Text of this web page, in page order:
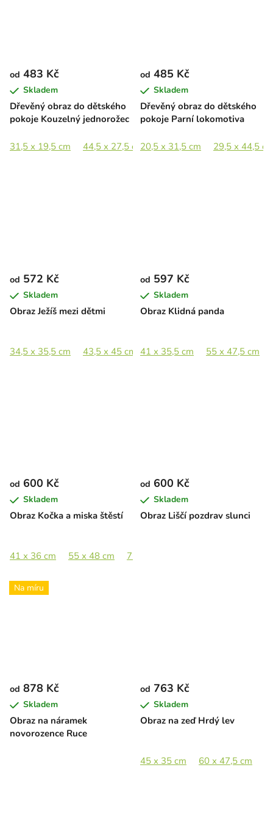
Dřevěný obraz do dětského
pokoje Kouzelný jednorožec
od 483 Kč
Skladem
31,5 x 19,5 cm 44,5 x 27,5 cm 65 x 40,5 cm 89 x 55,5
Dřevěný obraz do dětského
pokoje Parní lokomotiva
od 485 Kč
Skladem
20,5 x 31,5 cm 29,5 x 44,5
Obraz Ježíš mezi dětmi
od 572 Kč
Skladem
34,5 x 35,5 cm 43,5 x 45 cm 63 x 65 cm 87 x 89 cm
Obraz Klidná panda
od 597 Kč
Skladem
41 x 35,5 cm 55 x 47,5 cm
Obraz Kočka a miska štěstí
od 600 Kč
Skladem
41 x 36 cm 55 x 48 cm 75 x 66 cm
Obraz Liščí pozdrav slunci
od 600 Kč
Skladem
Na míru
Obraz na náramek
novorozence Ruce
od 878 Kč
Skladem
Obraz na zeď Hrdý lev
od 763 Kč
Skladem
45 x 35 cm 60 x 47,5 cm